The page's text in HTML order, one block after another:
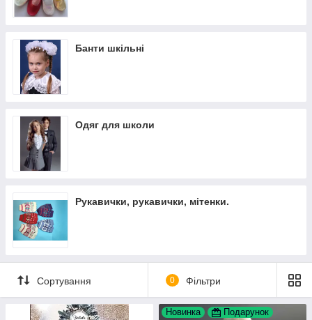
Банти шкільні
Одяг для школи
Рукавички, рукавички, мітенки.
Сортування 0 Фільтри
Новинка Подарунок